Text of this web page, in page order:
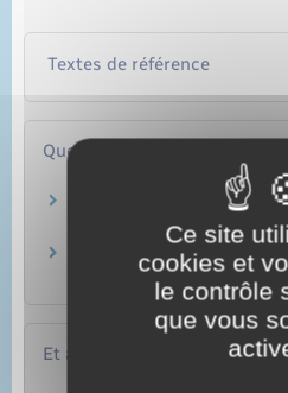
Textes de référence
Questions ? Réponses !
Faut-il prendre une
un crédit immobilier ?
Faut-il avoir une
immobilier ?
Et aussi
Ce site
cookies et
le contrôle
que vous